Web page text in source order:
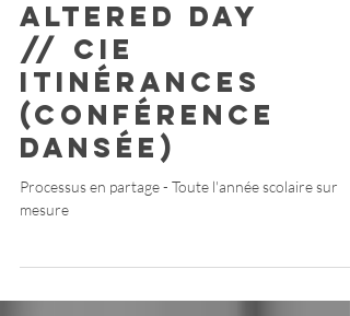
ALTERED DAY
// Cie
Itinérances
(Conférence
dansée)